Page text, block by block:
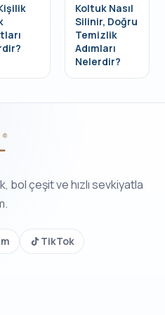
Koltuk Nasıl
Silinir, Doğru
Temizlik
Adımları
Nelerdir?
bol çeşit ve hızlı sevkiyatla
TikTok